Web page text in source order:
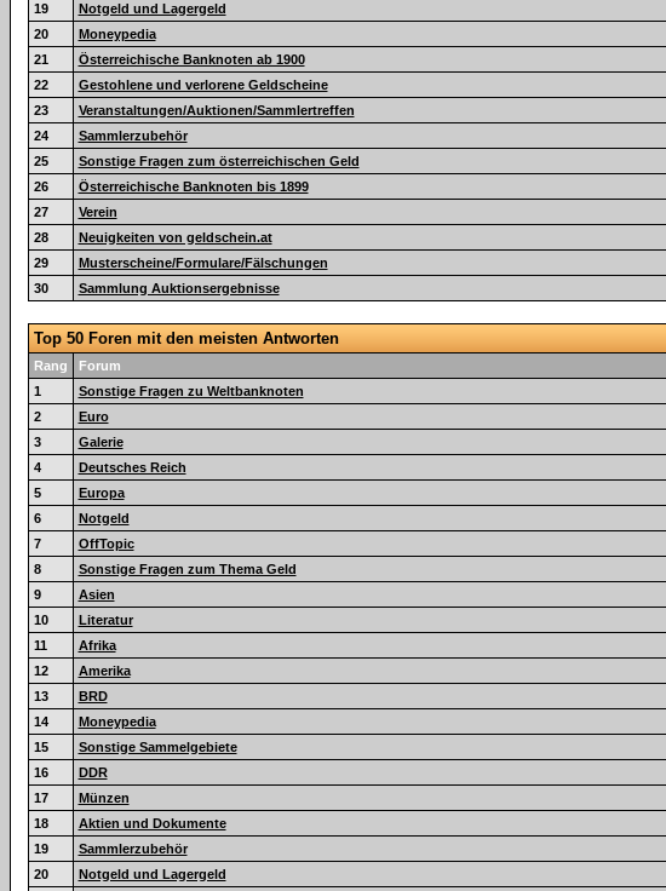
19
Notgeld und Lagergeld
20
Moneypedia
21
Österreichische Banknoten ab 1900
22
Gestohlene und verlorene Geldscheine
23
Veranstaltungen/Auktionen/Sammlertreffen
24
Sammlerzubehör
25
Sonstige Fragen zum österreichischen Geld
26
Österreichische Banknoten bis 1899
27
Verein
28
Neuigkeiten von geldschein.at
29
Musterscheine/Formulare/Fälschungen
30
Sammlung Auktionsergebnisse
Top 50 Foren mit den meisten Antworten
Rang Forum
1
Sonstige Fragen zu Weltbanknoten
2
Euro
3
Galerie
4
Deutsches Reich
5
Europa
6
Notgeld
7
OffTopic
8
Sonstige Fragen zum Thema Geld
9
Asien
10
Literatur
11
Afrika
12
Amerika
13
BRD
14
Moneypedia
15
Sonstige Sammelgebiete
16
DDR
17
Münzen
18
Aktien und Dokumente
19
Sammlerzubehör
20
Notgeld und Lagergeld